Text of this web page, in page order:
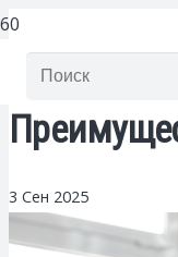
3 Сен 2025